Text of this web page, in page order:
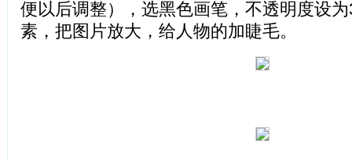
便以后调整），选黑色画笔，不透明度设
素，把图片放大，给人物的加睫毛。